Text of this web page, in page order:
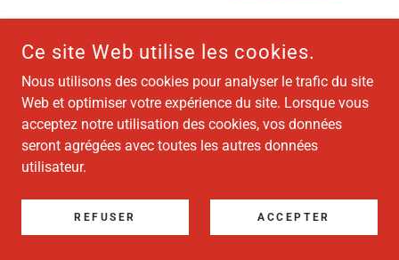
COPYRIGHT © 2026 SYNDICAT DES CROUPIERS ET DES
CROUPIÈRES DU CASINO DE MONTRÉAL - TOUS DROITS
RÉSERVÉS.
OPTIMISÉ PAR
Ce site Web utilise les cookies.
Nous utilisons des cookies pour analyser le trafic du site
Web et optimiser votre expérience du site. Lorsque vous
acceptez notre utilisation des cookies, vos données
seront agrégées avec toutes les autres données
utilisateur.
REFUSER ACCEPTER